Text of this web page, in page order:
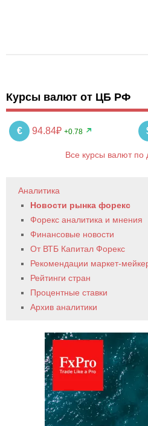
Курсы валют от ЦБ РФ
€ 94.84₽ +0.78
Все курсы валют
Аналитика
Новости рынка форекс
Форекс аналитика и мнения
Финансовые новости
От ВТБ Капитал Форекс
Рекомендации маркет-
Рейтинги стран
Процентные ставки
Архив аналитики